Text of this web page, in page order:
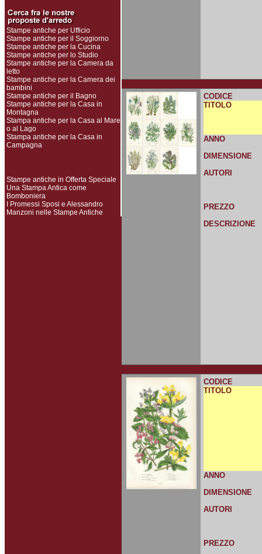
Stampe antiche per Ufficio
Stampe antiche per il Soggiorno
Stampe antiche per la Cucina
Stampe antiche per lo Studio
Stampe antiche per la Camera da
letto
Stampe antiche per la Camera dei
bambini
Stampe antiche per il Bagno
Stampe antiche per la Casa in
Montagna
Stampa antiche per la Casa al Mare
o al Lago
Stampa antiche per la Casa in
Campagna
Stampe antiche in Offerta Speciale
Una Stampa Antica come
Bomboniera
I Promessi Sposi e Alessandro
Manzoni nelle Stampe Antiche
CODICE
TITOLO
ANNO
DIMENSIONE
AUTORI
PREZZO
DESCRIZIONE
CODICE
TITOLO
ANNO
DIMENSIONE
AUTORI
PREZZO